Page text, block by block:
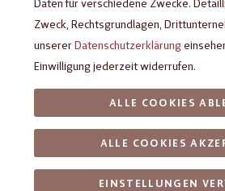
Heilemann
Daten für verschiedene Zwecke.
Zweck, Rechtsgrundlagen,
unsererDatenschutzerklärung
Einwilligung jederzeit widerrufen.
EINSTELLUNGEN
ALLE COOKIES
ALLE COOKIES